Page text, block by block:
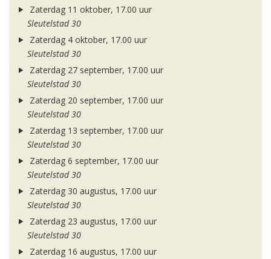
Zaterdag 11 oktober, 17.00 uur
Sleutelstad 30
Zaterdag 4 oktober, 17.00 uur
Sleutelstad 30
Zaterdag 27 september, 17.00 uur
Sleutelstad 30
Zaterdag 20 september, 17.00 uur
Sleutelstad 30
Zaterdag 13 september, 17.00 uur
Sleutelstad 30
Zaterdag 6 september, 17.00 uur
Sleutelstad 30
Zaterdag 30 augustus, 17.00 uur
Sleutelstad 30
Zaterdag 23 augustus, 17.00 uur
Sleutelstad 30
Zaterdag 16 augustus, 17.00 uur